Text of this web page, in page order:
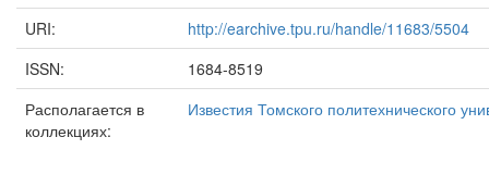
URI:
http://earchive.tpu.ru/handle/11683/5504
ISSN:
1684-8519
Располагается в
коллекциях:
Известия Томского политехнического